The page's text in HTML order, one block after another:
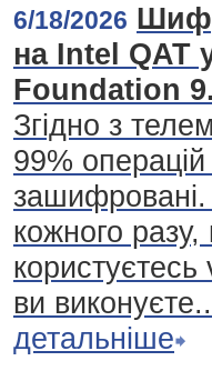
6/18/2026
на Intel QAT
Foundation
Згідно з
99%
кожного разу,
ви
детальніше